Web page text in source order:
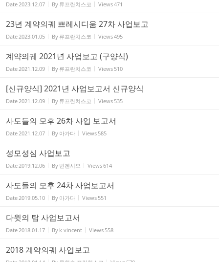
Date2023.12.07 By 류프란치스코 Views471
23년 계약의궤 쁘레시디움 27차 사업보고
Date2023.01.05 By 류프란치스코 Views495
계약의궤 2021년 사업보고 (구양식)
Date2021.12.09 By 류프란치스코 Views 510
[신규양식] 2021년 사업보고서 신규양식
Date2021.12.09 By 류프란치스코 Views 535
사도들의 모후 26차 사업 보고서
Date2021.12.07 By 아가다 Views 585
성모성심 사업보고
Date2019.12.06 By 빈첸시오 Views614
사도들의 모후 24차 사업보고서
Date2019.05.10 By 아가다 Views 551
다윗의 탑 사업보고서
Date2018.01.17 By k vincent Views 558
2018 계약의궤 사업보고